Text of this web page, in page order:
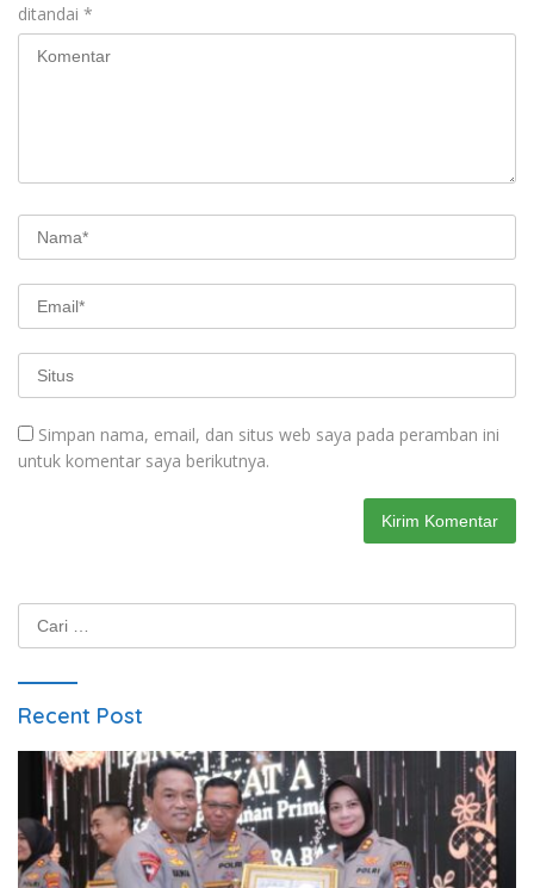
ditandai *
Simpan nama, email, dan situs web saya pada peramban ini
untuk komentar saya berikutnya.
Cari
untuk:
Recent Post